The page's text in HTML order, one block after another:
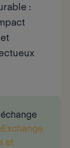
:
échange
et